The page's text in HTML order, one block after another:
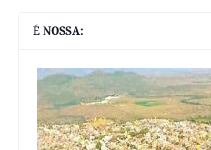
É NOSSA: